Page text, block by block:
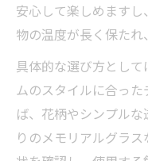
安心して楽しめます
物の温度が長く保たれ
具体的な選び方とし
ムのスタイルに合っ
ば、花柄やシンプル
りのメモリアルグラ